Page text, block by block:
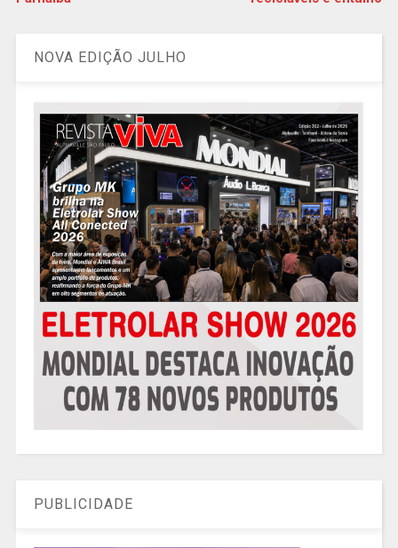
NOVA EDIÇÃO JULHO
PUBLICIDADE